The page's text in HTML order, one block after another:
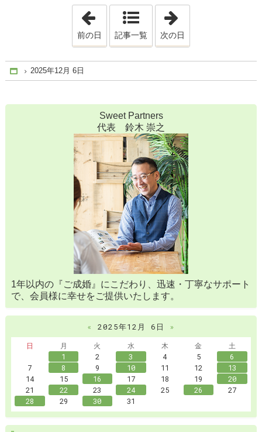
「2025年12月 3日」
前の日 記事一覧 次の日
Home
2025年12月 6日
Sweet Partners
代表 鈴木 崇之
1年以内の『ご成婚』にこだわり、迅速・丁寧なサポート
で、会員様に幸せをご提供いたします。
« 2025年12月 6日
»
日
月 火 水 木 金
土
1
2 3 4 5
6
7
8 9 10 11 12
13
14
15 16 17 18 19
20
21
22 23 24 25 26
27
28
29 30 31